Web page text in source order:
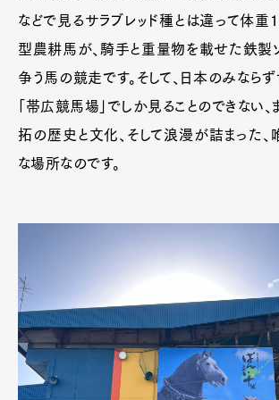
などで見るサラブレッド種とは違って体
型農耕馬が、騎手と重量物を載せた鉄製ソ
争う馬の競走です。そして、日本のみならず
「帯広競馬場」でしか見ることのできない
拓の歴史と文化、そして浪漫が詰まった、
な場所なのです。